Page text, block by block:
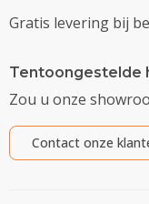
Gratis levering bij
Tentoongestelde
Zou u onze
Contact onze